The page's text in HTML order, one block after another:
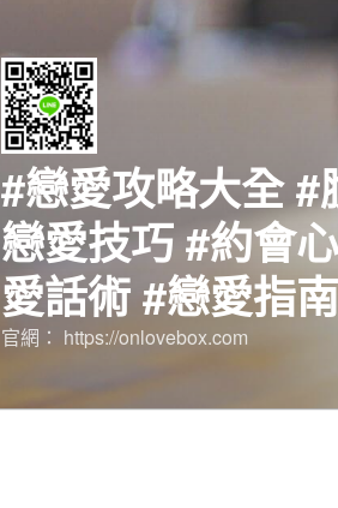
#戀愛攻略大全
戀愛技巧 #約會
愛話術 #戀愛指南
官網： https://onlovebox.com